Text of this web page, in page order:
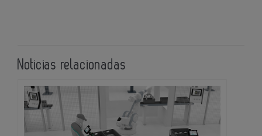
Noticias relacionadas